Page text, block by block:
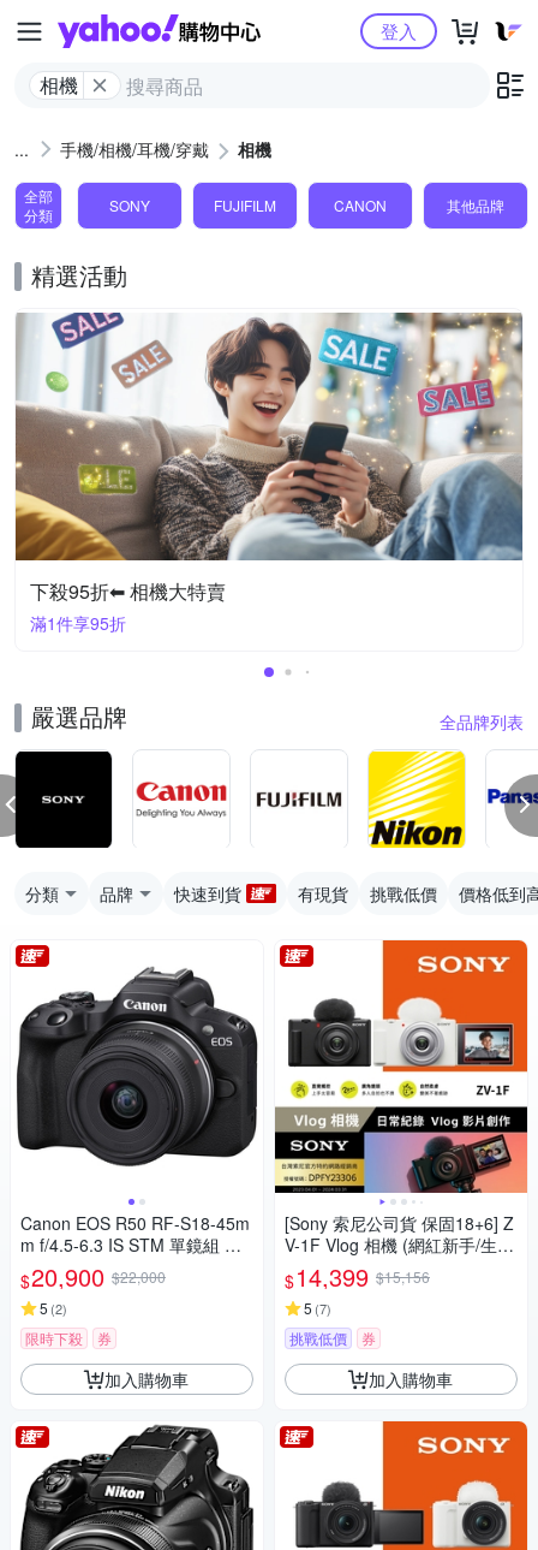
Yahoo購物中心
相機
登入
手機/相機/耳機/穿戴 相機
全部
分類
SONY FUJIFILM CANON 其他品牌
精選活動
下殺95折⬅︎ 相機大特賣
滿1件享95折
嚴選品牌 全品牌列表
分類 品牌 快速到貨 有現貨 挑戰低價 價格低到
Canon EOS R50 RF-S18-45m
m f/4.5-6.3 IS STM 單鏡組 公
司貨
$20,900 $22,000
5 (2)
限時下殺 券
加入購物車
[Sony 索尼公司貨 保固18+6] Z
V-1F Vlog 相機 (網紅新手/生活
隨拍)
$14,399 $15,156
5 (7)
挑戰低價 券
加入購物車